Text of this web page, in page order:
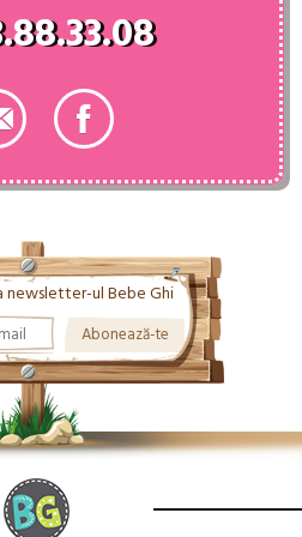
ul Bebe Ghi